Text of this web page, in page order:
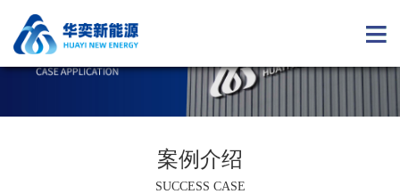
案例介绍
SUCCESS CASE